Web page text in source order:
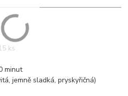
ks
minut
jemně sladká, pryskyřičná)